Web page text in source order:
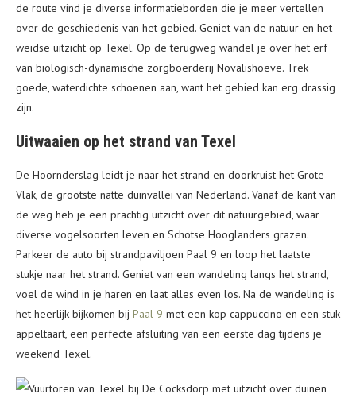
de route vind je diverse informatieborden die je meer vertellen
over de geschiedenis van het gebied. Geniet van de natuur en het
weidse uitzicht op Texel. Op de terugweg wandel je over het erf
van biologisch-dynamische zorgboerderij Novalishoeve. Trek
goede, waterdichte schoenen aan, want het gebied kan erg drassig
zijn.
Uitwaaien op het strand van Texel
De Hoornderslag leidt je naar het strand en doorkruist het Grote
Vlak, de grootste natte duinvallei van Nederland. Vanaf de kant van
de weg heb je een prachtig uitzicht over dit natuurgebied, waar
diverse vogelsoorten leven en Schotse Hooglanders grazen.
Parkeer de auto bij strandpaviljoen Paal 9 en loop het laatste
stukje naar het strand. Geniet van een wandeling langs het strand,
voel de wind in je haren en laat alles even los. Na de wandeling is
het heerlijk bijkomen bij Paal 9 met een kop cappuccino en een stuk
appeltaart, een perfecte afsluiting van een eerste dag tijdens je
weekend Texel.